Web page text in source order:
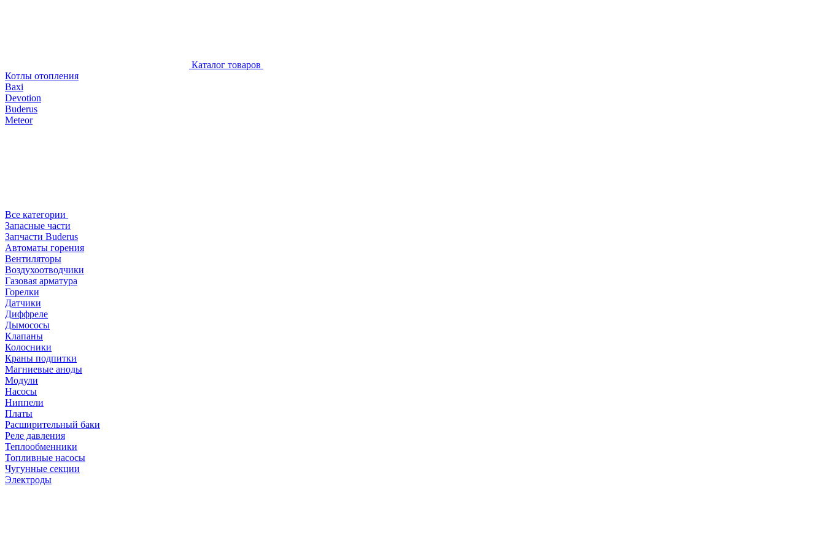
Каталог товаров
Котлы отопления
Baxi
Devotion
Buderus
Meteor
Все категории
Запасные части
Запчасти Buderus
Автоматы горения
Вентиляторы
Воздухоотводчики
Газовая арматура
Горелки
Датчики
Диффреле
Дымососы
Клапаны
Колосники
Краны подпитки
Магниевые аноды
Модули
Насосы
Ниппели
Платы
Расширительный баки
Реле давления
Теплообменники
Топливные насосы
Чугунные секции
Электроды